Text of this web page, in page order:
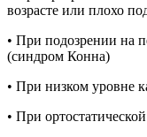
возрасте или плохо
• При подозрении на
(синдром Конна)
• При низком уровне
• При